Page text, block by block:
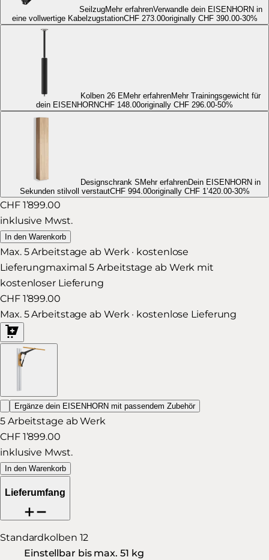
SeilzugMehr erfahrenVerwandle dein EISENHORN in
eine vollwertige KabelzugstationCHF 273.00originally CHF 390.00-30%
Kolben 26 EMehr erfahrenMehr Trainingsgewicht für
dein EISENHORNCHF 148.00originally CHF 296.00-50%
Designschrank S Mehr erfahrenDein EISENHORN in
Sekunden stilvoll verstautCHF 994.00originally CHF 1’420.00-30%
CHF 1’899.00
inklusive Mwst.
In den Warenkorb
Max. 5 Arbeitstage ab Werk · kostenlose
Lieferungmaximal 5 Arbeitstage ab Werk mit
kostenloser Lieferung
CHF 1’899.00
Max. 5 Arbeitstage ab Werk · kostenlose Lieferung
Ergänze dein EISENHORN mit passendem Zubehör
5 Arbeitstage ab Werk
CHF 1’899.00
inklusive Mwst.
In den Warenkorb
Lieferumfang
Standardkolben 12
Einstellbar bis max. 51 kg